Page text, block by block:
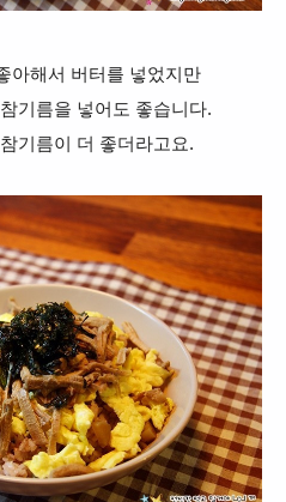
아해서 버터를 넣었지만
기름을 넣어도 좋습니다.
기름이 더 좋더라고요.